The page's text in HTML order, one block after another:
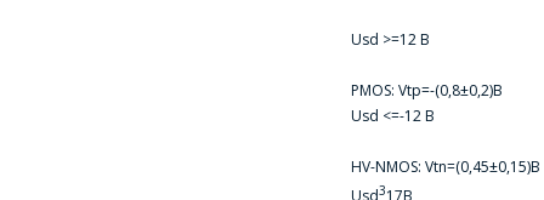
Usd >=12 В
PMOS: Vtр=-(0,8±0,2)В
Usd <=-12 В
HV-NMOS: Vtn=(0,45±0,15)В
Usd317В